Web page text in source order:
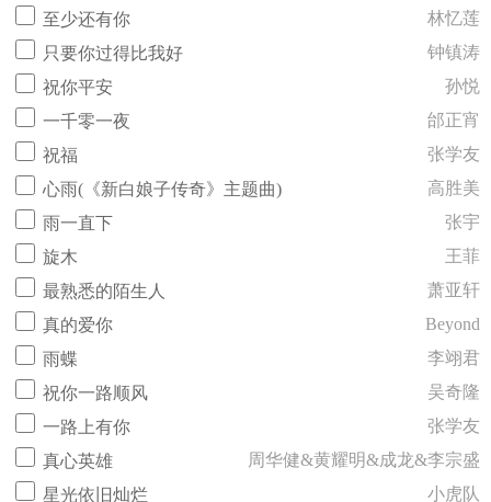
至少还有你
林忆莲
只要你过得比我好
钟镇涛
祝你平安
孙悦
一千零一夜
邰正宵
祝福
张学友
心雨(《新白娘子传奇》主题曲)
高胜美
雨一直下
张宇
旋木
王菲
最熟悉的陌生人
萧亚轩
真的爱你
Beyond
雨蝶
李翊君
祝你一路顺风
吴奇隆
一路上有你
张学友
真心英雄
周华健&黄耀明&成龙&李宗盛
星光依旧灿烂
小虎队